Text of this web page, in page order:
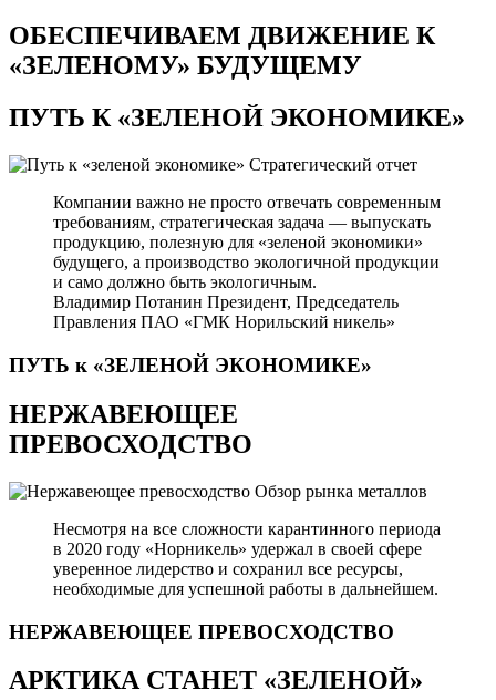
ОБЕСПЕЧИВАЕМ ДВИЖЕНИЕ К
«ЗЕЛЕНОМУ» БУДУЩЕМУ
ПУТЬ К«ЗЕЛЕНОЙ ЭКОНОМИКЕ»
Стратегический отчет
Компании важно не просто отвечать современным
требованиям, стратегическая задача — выпускать
продукцию, полезную для «зеленой экономики»
будущего, а производство экологичной продукции
и само должно быть экологичным.
Владимир Потанин Президент, Председатель
Правления ПАО «ГМК Норильский никель»
ПУТЬ к «ЗЕЛЕНОЙ ЭКОНОМИКЕ»
НЕРЖАВЕЮЩЕЕ
ПРЕВОСХОДСТВО
Обзор рынка металлов
Несмотря на все сложности карантинного периода
в 2020 году «Норникель» удержал в своей сфере
уверенное лидерство и сохранил все ресурсы,
необходимые для успешной работы в дальнейшем.
НЕРЖАВЕЮЩЕЕ ПРЕВОСХОДСТВО
АРКТИКА СТАНЕТ «ЗЕЛЕНОЙ»